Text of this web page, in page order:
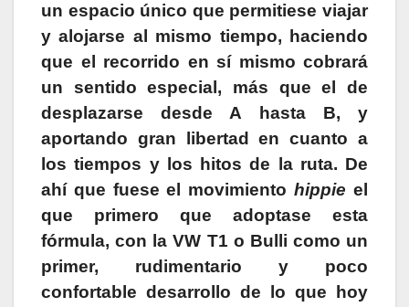
un espacio único que permitiese viajar
y alojarse al mismo tiempo, haciendo
que el recorrido en sí mismo cobrará
un sentido especial, más que el de
desplazarse desde A hasta B, y
aportando gran libertad en cuanto a
los tiempos y los hitos de la ruta. De
ahí que fuese el movimientohippie el
que primero que adoptase esta
fórmula, con la VW T1 o Bulli como un
primer, rudimentario y poco
confortable desarrollo de lo que hoy